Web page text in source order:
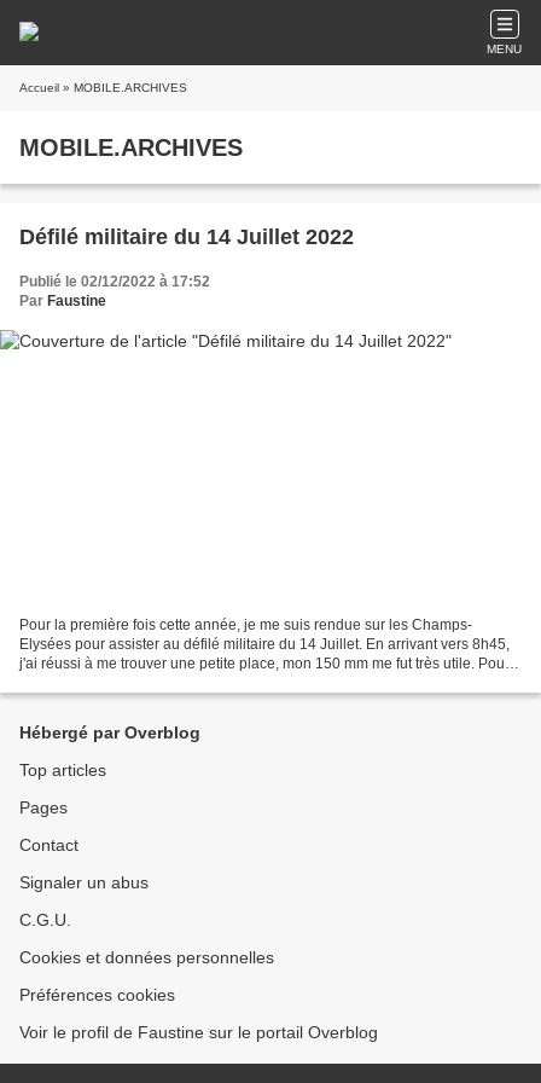
MENU
Accueil » MOBILE.ARCHIVES
MOBILE.ARCHIVES
Défilé militaire du 14 Juillet 2022
Publié le 02/12/2022 à 17:52
Par Faustine
Pour la première fois cette année, je me suis rendue sur les Champs-
Elysées pour assister au défilé militaire du 14 Juillet. En arrivant vers 8h45,
j'ai réussi à me trouver une petite place, mon 150 mm me fut très utile. Pour
Hébergé par Overblog
Top articles
Pages
Contact
Signaler un abus
C.G.U.
Cookies et données personnelles
Préférences cookies
Voir le profil de Faustine sur le portail Overblog